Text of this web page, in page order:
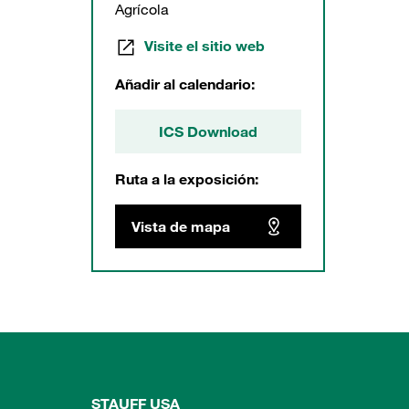
Agrícola
Visite el sitio web
Añadir al calendario:
ICS Download
Ruta a la exposición:
Vista de mapa
STAUFF USA